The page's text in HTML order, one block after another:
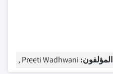
المؤلفون: Preeti Wadhwani ,